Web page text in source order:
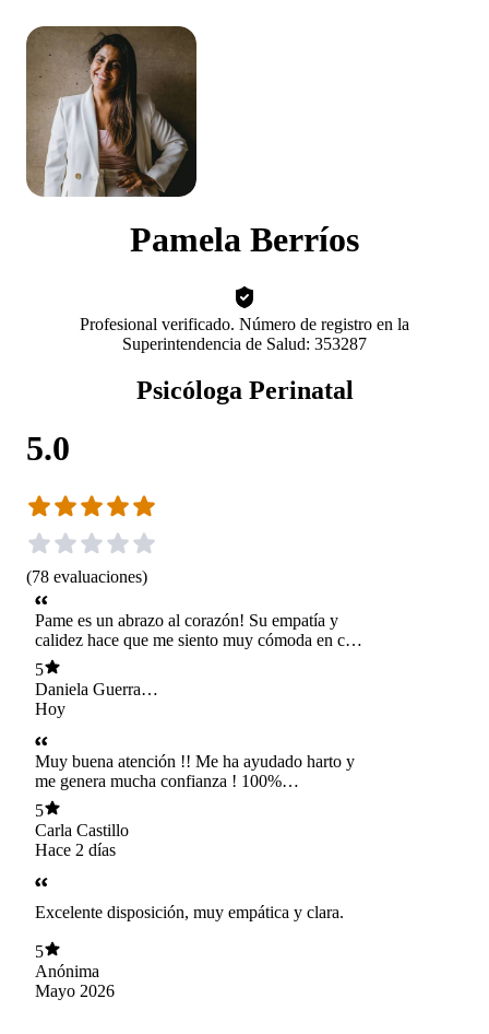
Pamela Berríos
Profesional verificado. Número de registro en la
Superintendencia de Salud: 353287
Psicóloga Perinatal
5.0
(78 evaluaciones)
Pame es un abrazo al corazón! Su empatía y
calidez hace que me siento muy cómoda en cada
sesión
5
Daniela Guerra
Urriola
Hoy
Muy buena atención !! Me ha ayudado harto y
me genera mucha confianza ! 100%
recomendada
5
Carla Castillo
Hace 2 días
Excelente disposición, muy empática y clara.
5
Anónima
Mayo 2026